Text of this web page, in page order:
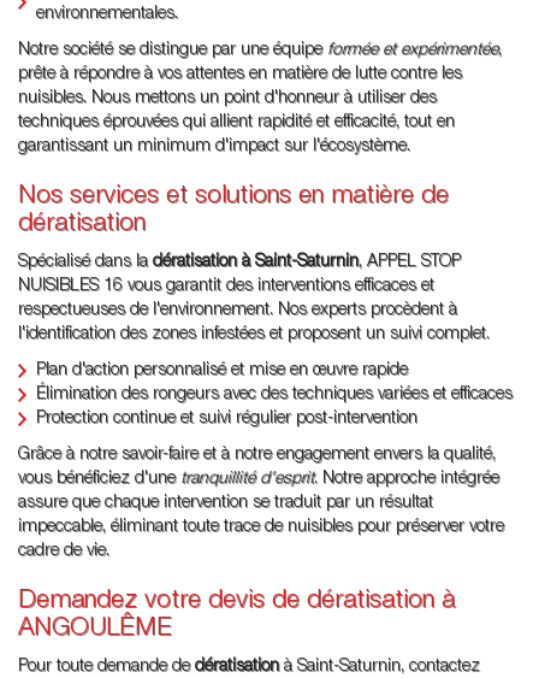
environnementales.
Notre société se distingue par une équipe formée et expérimentée,
prête à répondre à vos attentes en matière de lutte contre les
nuisibles. Nous mettons un point d'honneur à utiliser des
techniques éprouvées qui allient rapidité et efficacité, tout en
garantissant un minimum d'impact sur l'écosystème.
Nos services et solutions en matière de
dératisation
Spécialisé dans la dératisation à Saint-Saturnin, APPEL STOP
NUISIBLES 16 vous garantit des interventions efficaces et
respectueuses de l'environnement. Nos experts procèdent à
l'identification des zones infestées et proposent un suivi complet.
Plan d'action personnalisé et mise en œuvre rapide
Élimination des rongeurs avec des techniques variées et efficaces
Protection continue et suivi régulier post-intervention
Grâce à notre savoir-faire et à notre engagement envers la qualité,
vous bénéficiez d'une tranquillité d'esprit. Notre approche intégrée
assure que chaque intervention se traduit par un résultat
impeccable, éliminant toute trace de nuisibles pour préserver votre
cadre de vie.
Demandez votre devis de dératisation à
ANGOULÊME
Pour toute demande de dératisationà Saint-Saturnin, contactez